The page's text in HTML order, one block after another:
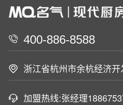
400-886-8588
浙江省杭州市余杭经济
加盟热线:张经理